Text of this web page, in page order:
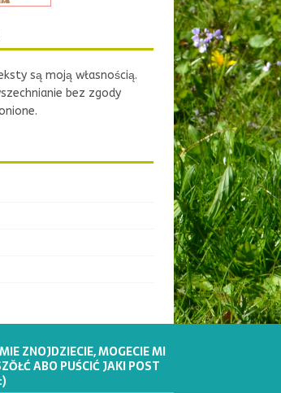
są moją własnością.
bez zgody
ZNOJDZIECIE, MOGECIE MI
ABO PUŚCIĆ JAKI POST